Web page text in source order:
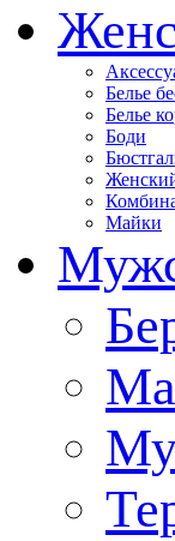
Белье
Белье
Боди
Майки